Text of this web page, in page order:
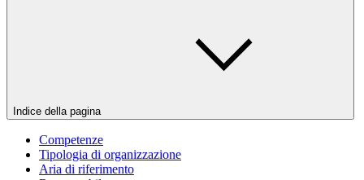
Indice della pagina
Competenze
Tipologia di organizzazione
Aria di riferimento